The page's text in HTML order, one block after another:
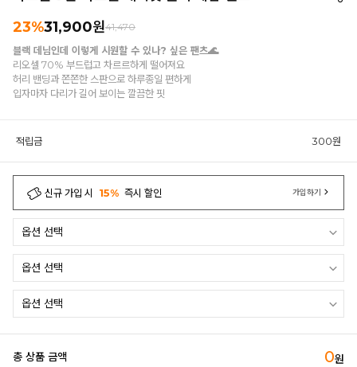
23%31,900원41,470
블랙 데님인데 이렇게 시원할 수 있나? 싶은 팬츠🌊
리오셀 70% 부드럽고 차르르하게 떨어져요
허리 밴딩과 쫀쫀한 스판으로 하루종일 편하게
입자마자 다리가 길어 보이는 깔끔한 핏
적립금 300원
신규 가입 시 15% 즉시 할인 가입하기
총 상품 금액 0원